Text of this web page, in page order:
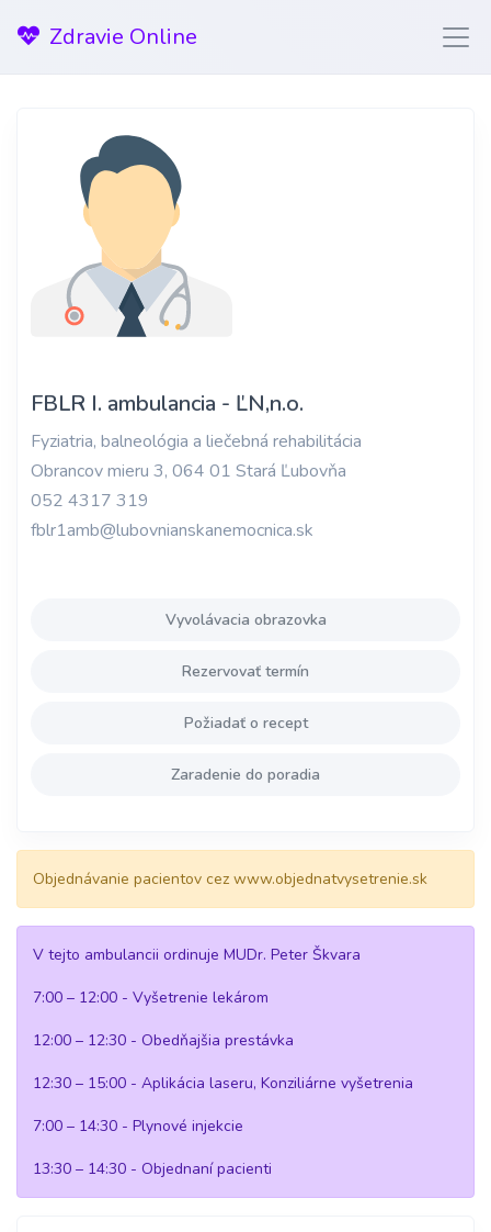
Zdravie Online
FBLR I. ambulancia - ĽN,n.o.
Fyziatria, balneológia a liečebná rehabilitácia
Obrancov mieru 3, 064 01 Stará Ľubovňa
052 4317 319
fblr1amb@lubovnianskanemocnica.sk
Vyvolávacia obrazovka
Rezervovať termín
Požiadať o recept
Zaradenie do poradia
Objednávanie pacientov cez www.objednatvysetrenie.sk
V tejto ambulancii ordinuje MUDr. Peter Škvara
7:00 – 12:00 - Vyšetrenie lekárom
12:00 – 12:30 - Obedňajšia prestávka
12:30 – 15:00 - Aplikácia laseru, Konziliárne vyšetrenia
7:00 – 14:30 - Plynové injekcie
13:30 – 14:30 - Objednaní pacienti